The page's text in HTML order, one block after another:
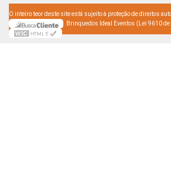
O inteiro teor deste site está sujeito à proteção de direitos
Brinquedos Ideal Eventos (Lei 9610